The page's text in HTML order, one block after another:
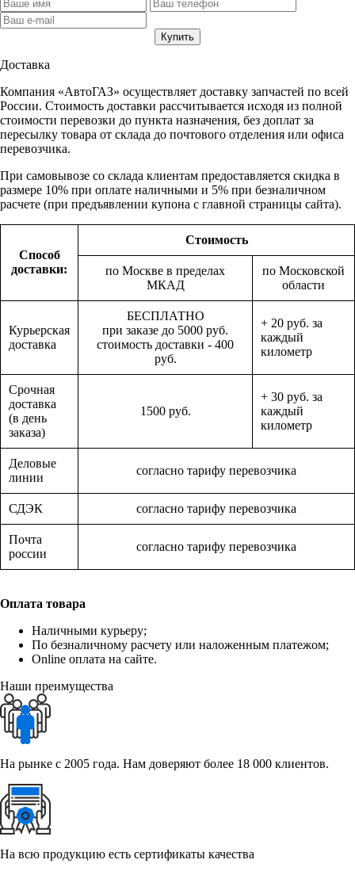
Доставка
Компания «АвтоГАЗ» осуществляет доставку запчастей по всей
России. Стоимость доставки рассчитывается исходя из полной
стоимости перевозки до пункта назначения, без доплат за
пересылку товара от склада до почтового отделения или офиса
перевозчика.
При самовывозе со склада клиентам предоставляется скидка в
размере 10% при оплате наличными и 5% при безналичном
расчете (при предъявлении купона с главной страницы сайта).
Способ
доставки:
Стоимость
по Москве в пределах
МКАД
по Московской
области
Курьерская
доставка
БЕСПЛАТНО
при заказе до 5000 руб.
стоимость доставки - 400
руб.
+ 20 руб. за
каждый
километр
Срочная
доставка
(в день
заказа)
1500 руб.
+ 30 руб. за
каждый
километр
Деловые
линии
согласно тарифу перевозчика
СДЭК согласно тарифу перевозчика
Почта
россии
согласно тарифу перевозчика
Оплата товара
Наличными курьеру;
По безналичному расчету или наложенным платежом;
Online оплата на сайте.
Наши преимущества
На рынке с 2005 года. Нам доверяют более 18 000 клиентов.
На всю продукцию есть сертификаты качества